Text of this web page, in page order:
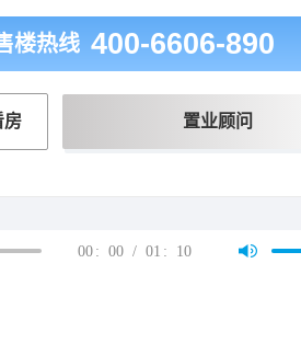
楼热线 400-6606-890
房 置业顾问
00 : 00 / 01 : 10